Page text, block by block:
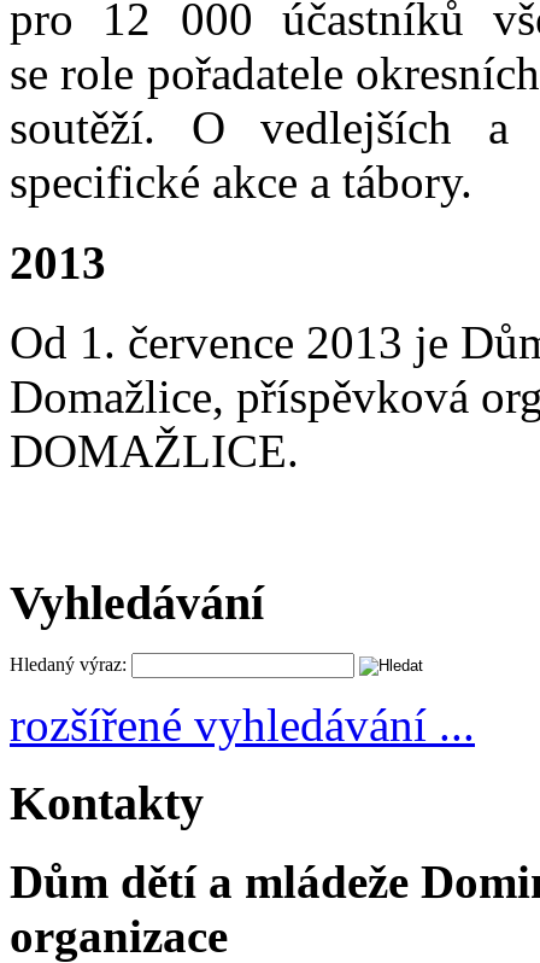
pro 12 000 účastníků
se role pořadatele
soutěží. O vedlejších a
specifické akce a tábory.
2013
Od 1. července 2013 je
Domažlice, příspěvková
DOMAŽLICE.
Vyhledávání
Hledaný výraz:
rozšířené vyhledávání ...
Kontakty
Dům dětí a mládeže
organizace